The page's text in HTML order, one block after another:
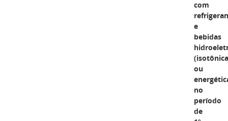
com
e
bebidas
ou
no
período
de